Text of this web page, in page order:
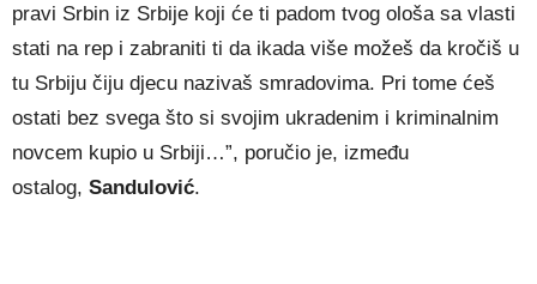
pravi Srbin iz Srbije koji će ti padom tvog ološa sa vlasti
stati na rep i zabraniti ti da ikada više možeš da kročiš u
tu Srbiju čiju djecu nazivaš smradovima. Pri tome ćeš
ostati bez svega što si svojim ukradenim i kriminalnim
novcem kupio u Srbiji…”, poručio je, između
ostalog, Sandulović.